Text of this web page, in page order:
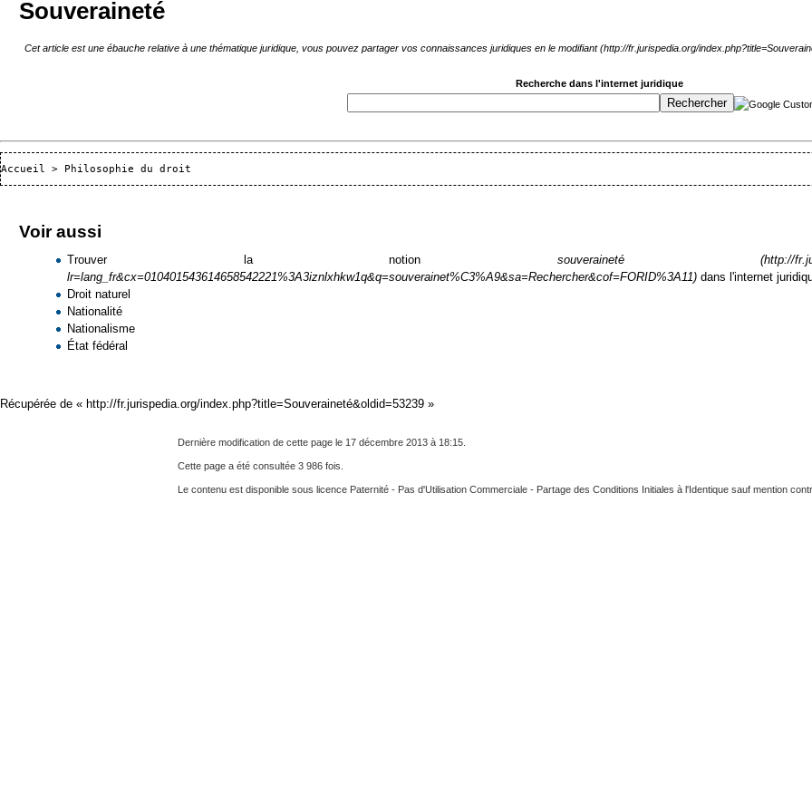
Souveraineté
Cet article est une ébauche relative à une thématique juridique, vous pouvez partager vos connaissances juridiques en le modifiant
Recherche dans l'internet juridique
Accueil > Philosophie du droit
Voir aussi
Trouver la notion souveraineté
dans l'internet
Droit naturel
Nationalité
Nationalisme
État fédéral
Récupérée de « http://fr.jurispedia.org/index.php?title=Souveraineté&oldid=53239 »
Dernière modification de cette page le 17 décembre 2013 à 18:15.
Cette page a été consultée 3 986 fois.
Le contenu est disponible sous licence Paternité - Pas d'Utilisation Commerciale - Partage des Conditions Initiales à l'Identique sauf mention